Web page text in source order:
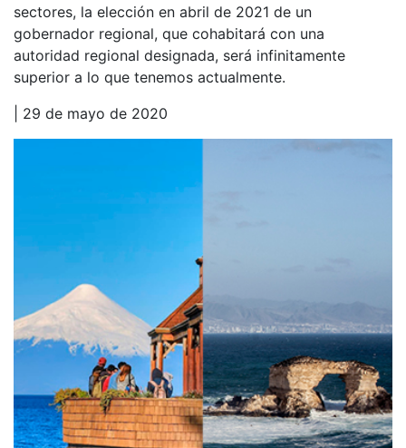
sectores, la elección en abril de 2021 de un
gobernador regional, que cohabitará con una
autoridad regional designada, será infinitamente
superior a lo que tenemos actualmente.
| 29 de mayo de 2020